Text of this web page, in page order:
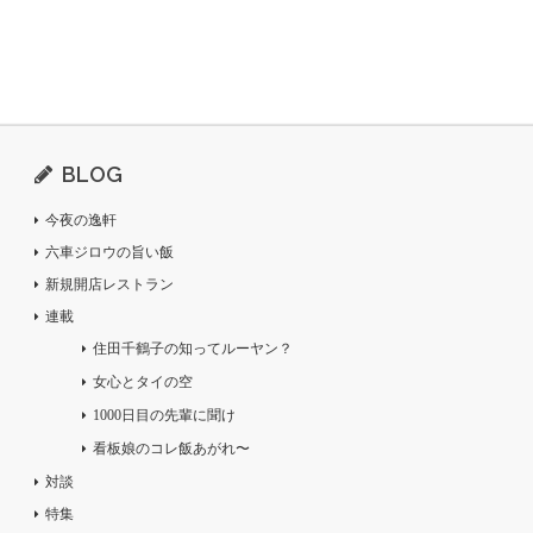
BLOG
今夜の逸軒
六車ジロウの旨い飯
新規開店レストラン
連載
住田千鶴子の知ってルーヤン？
女心とタイの空
1000日目の先輩に聞け
看板娘のコレ飯あがれ〜
対談
特集